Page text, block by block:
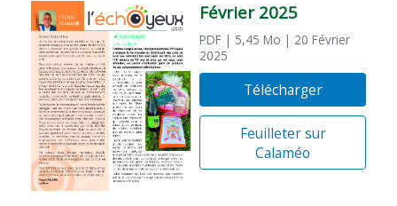
Février 2025
PDF | 5,45 Mo | 20 Février
2025
Télécharger
Feuilleter sur
Calaméo